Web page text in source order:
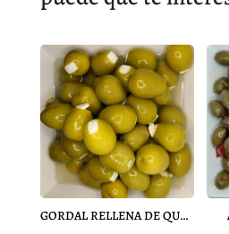
GORDAL RELLENA DE QUESO